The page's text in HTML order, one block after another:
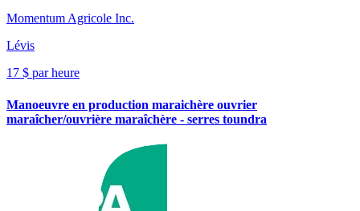
Momentum Agricole Inc.
Lévis
17 $ par heure
Manoeuvre en production maraichère ouvrier
maraîcher/ouvrière maraîchère - serres toundra